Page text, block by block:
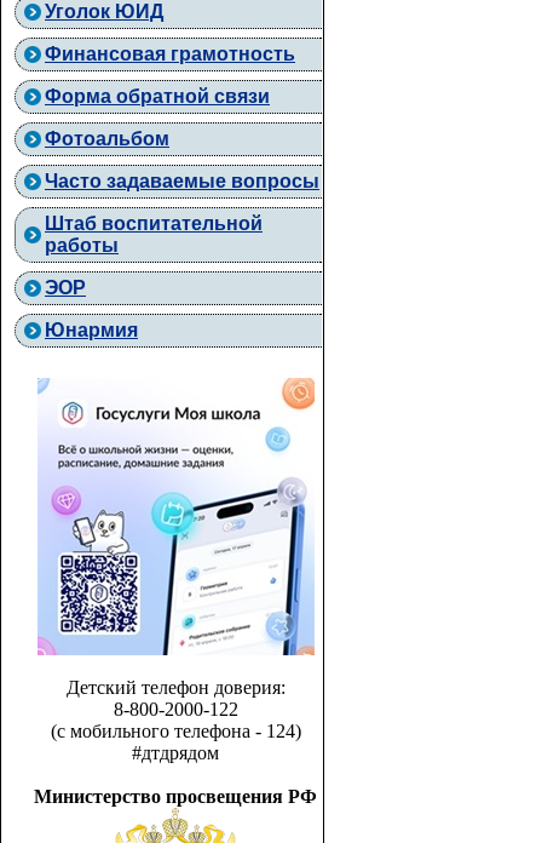
Уголок ЮИД
Финансовая грамотность
Форма обратной связи
Фотоальбом
Часто задаваемые вопросы
Штаб воспитательной
работы
ЭОР
Юнармия
Детский телефон доверия:
8-800-2000-122
(с мобильного телефона - 124)
#дтдрядом
Министерство просвещения РФ